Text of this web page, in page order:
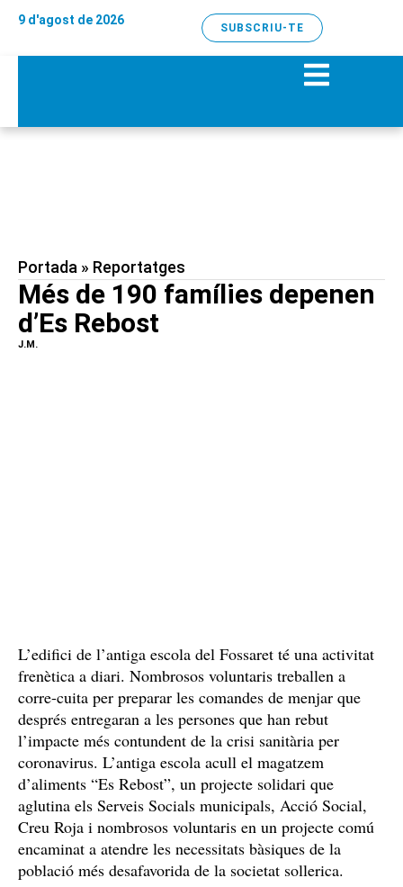
9 d'agost de 2026
SUBSCRIU-TE
Portada » Reportatges
Més de 190 famílies depenen
d’Es Rebost
J.M.
L’edifici de l’antiga escola del Fossaret té una activitat
frenètica a diari. Nombrosos voluntaris treballen a
corre-cuita per preparar les comandes de menjar que
després entregaran a les persones que han rebut
l’impacte més contundent de la crisi sanitària per
coronavirus. L’antiga escola acull el magatzem
d’aliments “Es Rebost”, un projecte solidari que
aglutina els Serveis Socials municipals, Acció Social,
Creu Roja i nombrosos voluntaris en un projecte comú
encaminat a atendre les necessitats bàsiques de la
població més desafavorida de la societat sollerica.